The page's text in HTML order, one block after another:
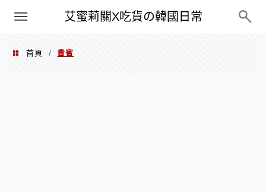
艾蜜莉關X吃貨の韓國日常
PXN
首頁 / 貴賓